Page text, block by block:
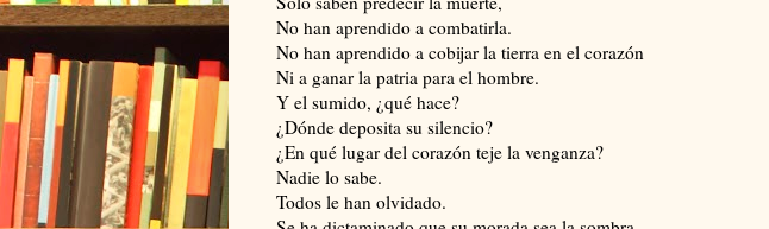
No han aprendido a combatirla.
No han aprendido a cobijar la tierra en el corazón
Ni a ganar la patria para el hombre.
Y el sumido, ¿qué hace?
¿Dónde deposita su silencio?
¿En qué lugar del corazón teje la venganza?
Nadie lo sabe.
Todos le han olvidado.